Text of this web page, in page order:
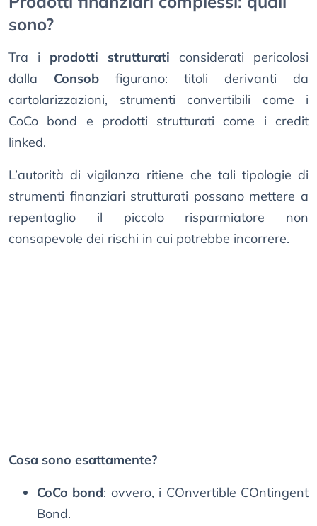
sono?
Tra i prodotti strutturati considerati pericolosi
dalla Consob figurano: titoli derivanti da
cartolarizzazioni, strumenti convertibili come i
CoCo bond e prodotti strutturati come i credit
linked.
L’autorità di vigilanza ritiene che tali tipologie di
strumenti finanziari strutturati possano mettere a
repentaglio il piccolo risparmiatore non
consapevole dei rischi in cui potrebbe incorrere.
Cosa sono esattamente?
CoCo bond: ovvero, i COnvertible COntingent
Bond.